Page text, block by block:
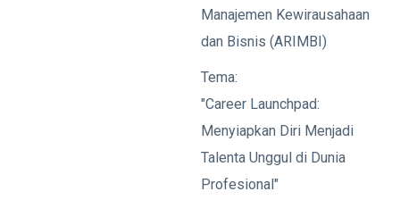
Manajemen Kewirausahaan
dan Bisnis (ARIMBI)
Tema:
"Career Launchpad:
Menyiapkan Diri Menjadi
Talenta Unggul di Dunia
Profesional"